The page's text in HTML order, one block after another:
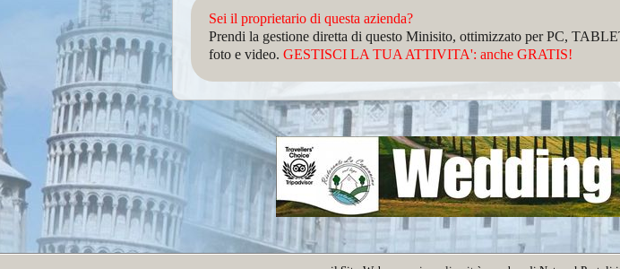
Sei il proprietario di questa azienda?
Prendi la gestione diretta di questo Minisito, ottimizzato per PC,
foto e video. GESTISCI LA TUA ATTIVITA': anche GRATIS!